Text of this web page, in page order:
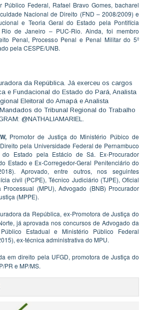
Público Federal, Rafael Bravo Gomes, bacharel
Nacional de Direito (FND – 2008/2009) e
e Teoria Geral do Estado pela Pontifícia
de Janeiro – PUC-Rio. Ainda, foi membro
Penal, Processo Penal e Penal Militar do 5º
pela CESPE/UNB.
da República. Já exerceu os cargos
e Fundacional do Estado do Pará, Analista
Eleitoral do Amapá e Analista
do Tribunal Regional do Trabalho
@NATHALIAMARIEL.
Promotor de Justiça do Ministério Púbico de
pela Universidade Federal de Pernambuco
Estado pela Estácio de Sá. Ex-Procurador
Estado e Ex-Corregedor-Geral Penitenciário do
Aprovado, entre outros, nos seguintes
civil (PCPE), Técnico Judiciário (TJPE), Oficial
(MPU), Advogado (BNB) Procurador
(MPPE).
da República, ex-Promotora de Justiça do
já aprovada nos concursos de Advogado da
Estadual e Ministério Público Federal
ex-técnica administrativa do MPU.
em direito pela UFGD, promotora de Justiça do
PR e MP/MS.